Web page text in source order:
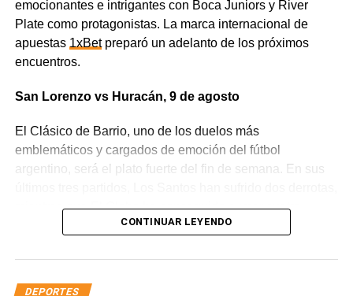
emocionantes e intrigantes con Boca Juniors y River
Plate como protagonistas. La marca internacional de
apuestas 1xBetpreparó un adelanto de los próximos
encuentros.
San Lorenzo vs Huracán, 9 de agosto
El Clásico de Barrio, uno de los duelos más
emblemáticos y cargados de emoción del fútbol
argentino, será el plato fuerte del fin de semana. En sus
mientras que El Globo ha conseguido sumar cuatro
puntos. El cruce entre estos dos viejos rivales va mucho
a pelear no solo por mejorar su posición en la liga, sino
también por defender el honor de sus clubes.
CONTINUAR LEYENDO
DEPORTES